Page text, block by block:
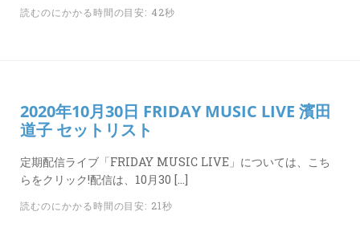
読むのにかかる時間の目安: 42秒
2020年10月30日 FRIDAY MUSIC LIVE 濱田
道子 セットリスト
定期配信ライブ「FRIDAY MUSIC LIVE」については、こち
らをクリック!配信は、10月30 […]
読むのにかかる時間の目安: 21秒